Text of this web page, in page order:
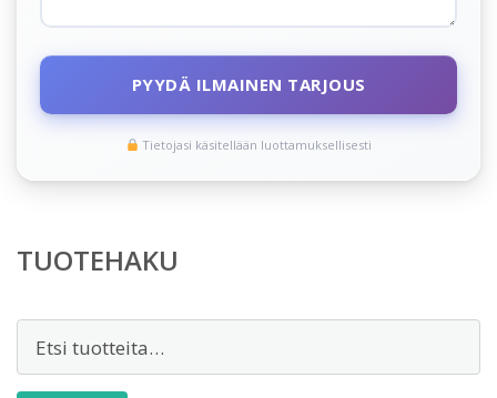
PYYDÄ ILMAINEN TARJOUS
Tietojasi käsitellään luottamuksellisesti
TUOTEHAKU